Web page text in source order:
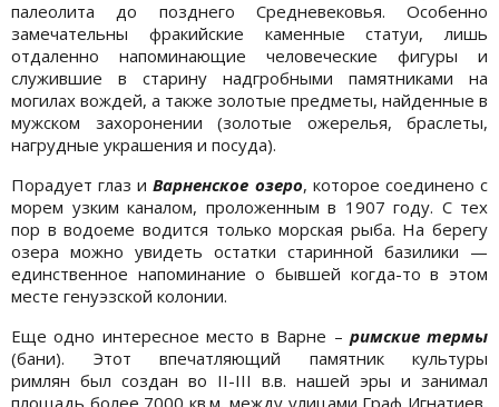
палеолита до позднего Средневековья. Особенно
замечательны фракийские каменные статуи, лишь
отдаленно напоминающие человеческие фигуры и
служившие в старину надгробными памятниками на
могилах вождей, а также золотые предметы, найденные в
мужском захоронении (золотые ожерелья, браслеты,
нагрудные украшения и посуда).
Порадует глаз иВарненское озеро, которое соединено с
морем уз­ким каналом, проложенным в 1907 году. С тех
пор в водоеме водится только морская рыба. На берегу
озера можно увидеть остатки старинной базилики —
единственное напоминание о быв­шей когда-то в этом
месте генуэзской колонии.
Еще одно интересное место в Варне – римские термы
(бани). Этот впечатляющий памятник культуры
римлян был создан во II-III в.в. нашей эры и занимал
площадь более 7000 кв.м. между улицами Граф Игнатиев,